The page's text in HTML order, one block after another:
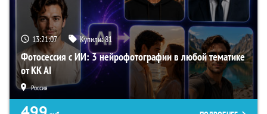
13:21:06 Купили:81
Фотосессия с ИИ: 3 нейрофотографии в любой тематике
от KK AI
Россия